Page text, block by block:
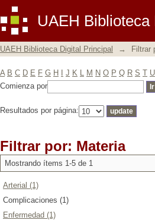
UAEH Biblioteca
Filtrar por: Materia
UAEH Biblioteca Digital Principal → Filtrar
A B C D E F G H J K L M N O P Q R S T U
Comienza por
Resultados por página:
Filtrar por: Materia
Mostrando ítems 1-5 de 1
Arterial (1)
Complicaciones (1)
Enfermedad (1)